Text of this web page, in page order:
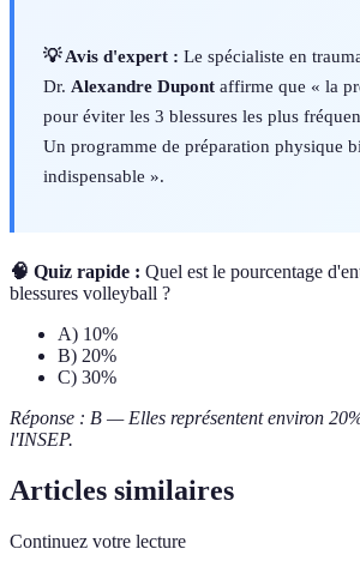
💡 Avis d'expert : Le spécialiste en
Dr. Alexandre Dupont affirme que « la
pour éviter les 3 blessures les plus
Un programme de préparation physique
indispensable ».
🧠 Quiz rapide : Quel est le pourcentage
blessures volleyball ?
A) 10%
B) 20%
C) 30%
Réponse : B — Elles représentent environ
l'INSEP.
Articles similaires
Continuez votre lecture